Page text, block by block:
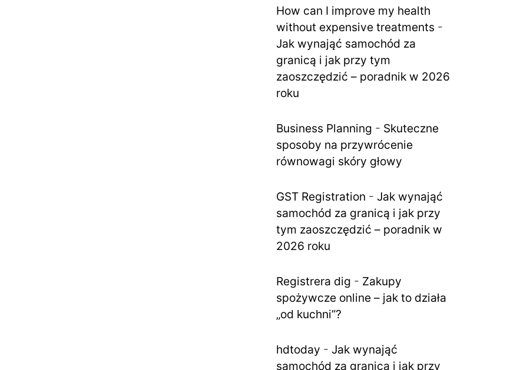
How can I improve my health
without expensive treatments -
Jak wynająć samochód za
granicą i jak przy tym
zaoszczędzić – poradnik w 2026
roku
Business Planning - Skuteczne
sposoby na przywrócenie
równowagi skóry głowy
GST Registration - Jak wynająć
samochód za granicą i jak przy
tym zaoszczędzić – poradnik w
2026 roku
Registrera dig - Zakupy
spożywcze online – jak to działa
„od kuchni”?
hdtoday - Jak wynająć
samochód za granicą i jak przy